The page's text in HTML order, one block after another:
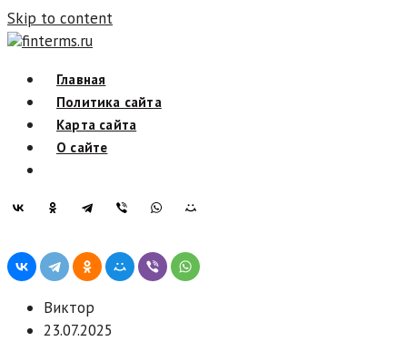
Skip to content
finterms.ru
Главная
Политика сайта
Карта сайта
О сайте
Виктор
23.07.2025